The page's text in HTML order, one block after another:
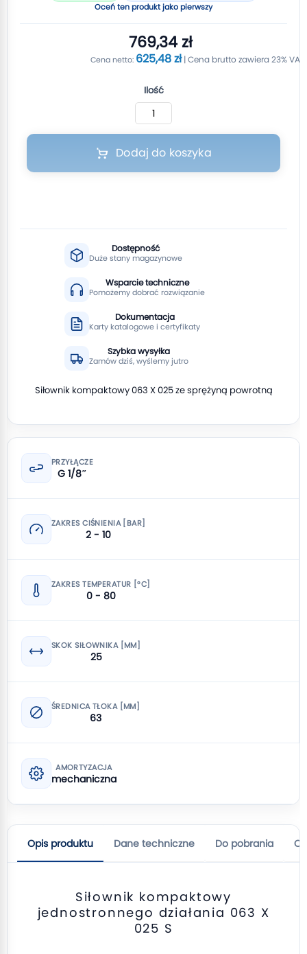
Oceń ten produkt jako pierwszy
769,34 zł
625,48 zł
Ilość
Dodaj do koszyka
Dostępność
Duże stany magazynowe
Wsparcie techniczne
Pomożemy dobrać rozwiązanie
Dokumentacja
Karty katalogowe i certyfikaty
Szybka wysyłka
Zamów dziś, wyślemy jutro
Siłownik kompaktowy 063 X 025 ze sprężyną powrotną
PRZYŁĄCZE
G 1/8″
ZAKRES CIŚNIENIA [BAR]
2 - 10
ZAKRES TEMPERATUR [°C]
0 - 80
SKOK SIŁOWNIKA [MM]
25
ŚREDNICA TŁOKA [MM]
63
AMORTYZACJA
mechaniczna
Opis produktu Dane techniczne Do pobrania
Siłownik kompaktowy
jednostronnego działania 063 X
025 S